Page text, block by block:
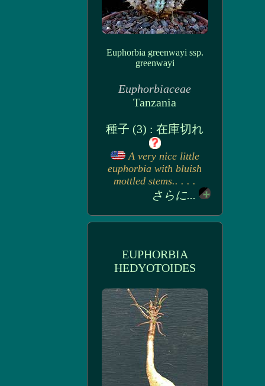
Euphorbia greenwayi ssp.
greenwayi
Euphorbiaceae
Tanzania
種子 (3) : 在庫切れ
A very nice little
euphorbia with bluish
mottled stems.. . . .
さらに...
EUPHORBIA
HEDYOTOIDES